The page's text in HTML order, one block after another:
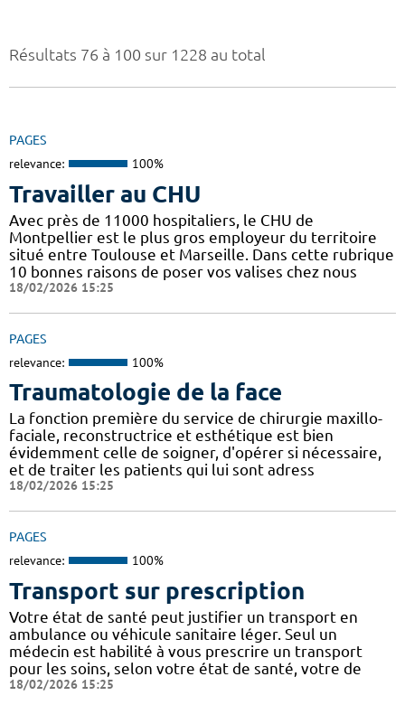
Résultats 76 à 100 sur 1228 au total
PAGES
relevance: 100%
Travailler au CHU
Avec près de 11000 hospitaliers, le CHU de
Montpellier est le plus gros employeur du territoire
situé entre Toulouse et Marseille. Dans cette rubrique
10 bonnes raisons de poser vos valises chez nous
18/02/2026 15:25
PAGES
relevance: 100%
Traumatologie de la face
La fonction première du service de chirurgie maxillo-
faciale, reconstructrice et esthétique est bien
évidemment celle de soigner, d'opérer si nécessaire,
et de traiter les patients qui lui sont adress
18/02/2026 15:25
PAGES
relevance: 100%
Transport sur prescription
Votre état de santé peut justifier un transport en
ambulance ou véhicule sanitaire léger. Seul un
médecin est habilité à vous prescrire un transport
pour les soins, selon votre état de santé, votre de
18/02/2026 15:25